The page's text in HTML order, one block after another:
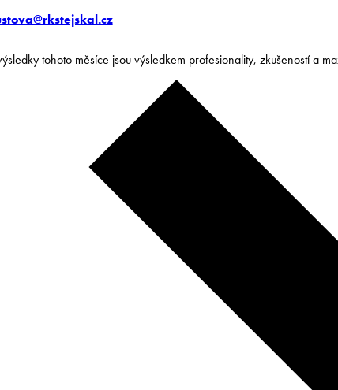
tohoto měsíce jsou výsledkem profesionality, zkušeností a